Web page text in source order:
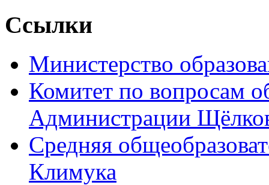
Ссылки
Министерство
Комитет по вопросам
Администрации
Средняя
Климука